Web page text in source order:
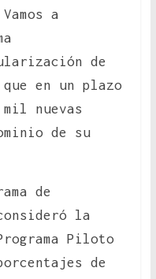
a
de
en un plazo
nuevas
de su
de
la
Piloto
de